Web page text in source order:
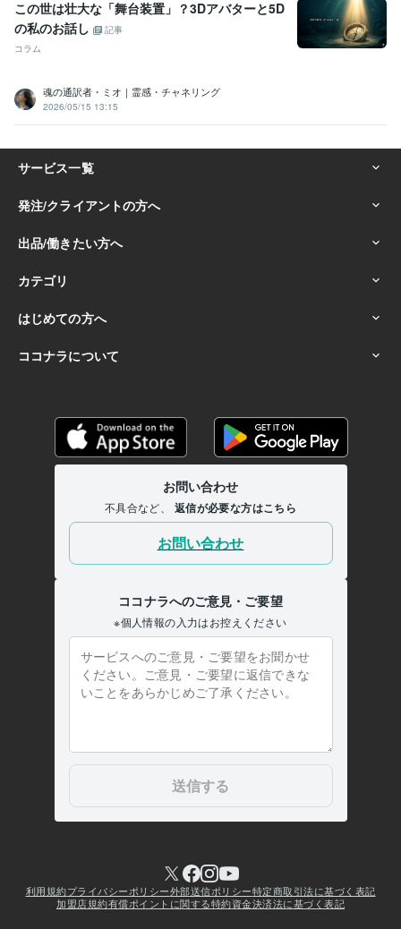
この世は壮大な「舞台装置」？3Dアバターと5D
の私のお話し
記事
コラム
魂の通訳者・ミオ｜霊感・チャネリング
2026/05/15 13:15